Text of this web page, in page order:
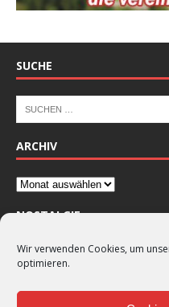
Wir verwenden Cookies, um
optimieren.
SUCHE
ARCHIV
NOSTALGIE